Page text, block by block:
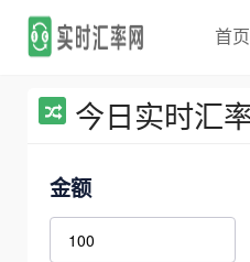
首页
今日实时汇
金额